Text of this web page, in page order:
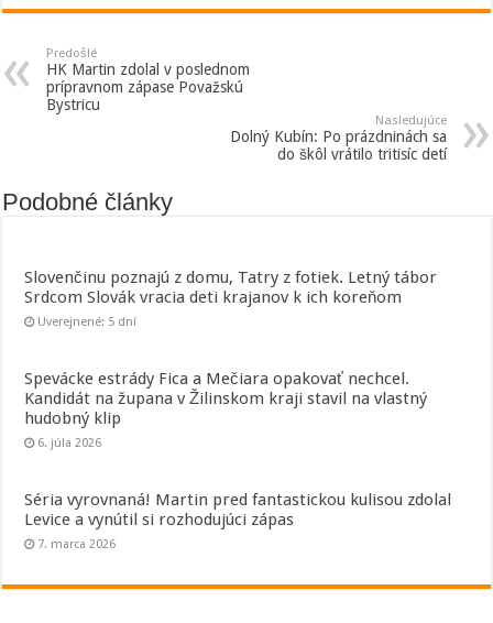
Predošlé
HK Martin zdolal v poslednom
prípravnom zápase Považskú
Bystricu
Nasledujúce
Dolný Kubín: Po prázdninách sa
do škôl vrátilo tritisíc detí
Podobné články
Slovenčinu poznajú z domu, Tatry z fotiek. Letný tábor
Srdcom Slovák vracia deti krajanov k ich koreňom
Uverejnené: 5 dní
Spevácke estrády Fica a Mečiara opakovať nechcel.
Kandidát na župana v Žilinskom kraji stavil na vlastný
hudobný klip
6. júla 2026
Séria vyrovnaná! Martin pred fantastickou kulisou zdolal
Levice a vynútil si rozhodujúci zápas
7. marca 2026